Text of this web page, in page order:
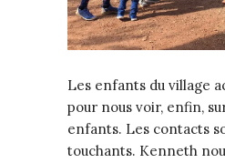
Les enfants du village
pour nous voir, enfin,
enfants. Les contacts
touchants. Kenneth